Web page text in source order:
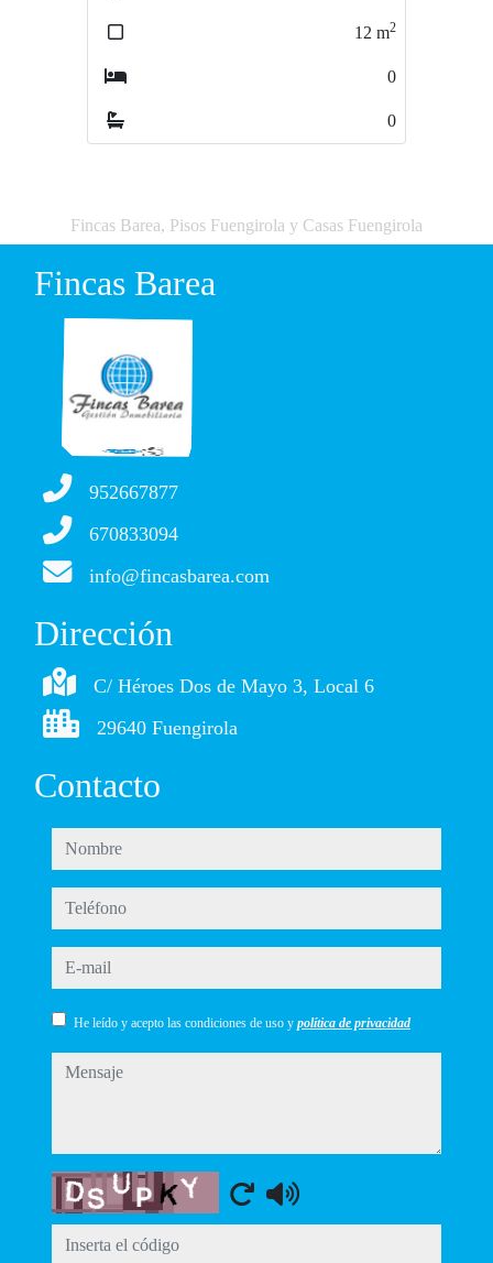
12 m2
0
0
Fincas Barea, Pisos Fuengirola y Casas Fuengirola
Fincas Barea
952667877
670833094
info@fincasbarea.com
Dirección
C/ Héroes Dos de Mayo 3, Local 6
29640 Fuengirola
Contacto
nombre
teléfono
e-mail
He leído y acepto las condiciones de uso y política de privacidad
mensaje
Captcha